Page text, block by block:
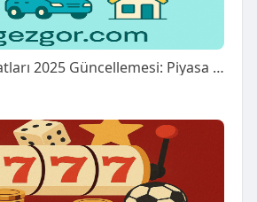
Kıbrıs Araba Fiyatları 2025 Güncellemesi: Piyasa Rehberi